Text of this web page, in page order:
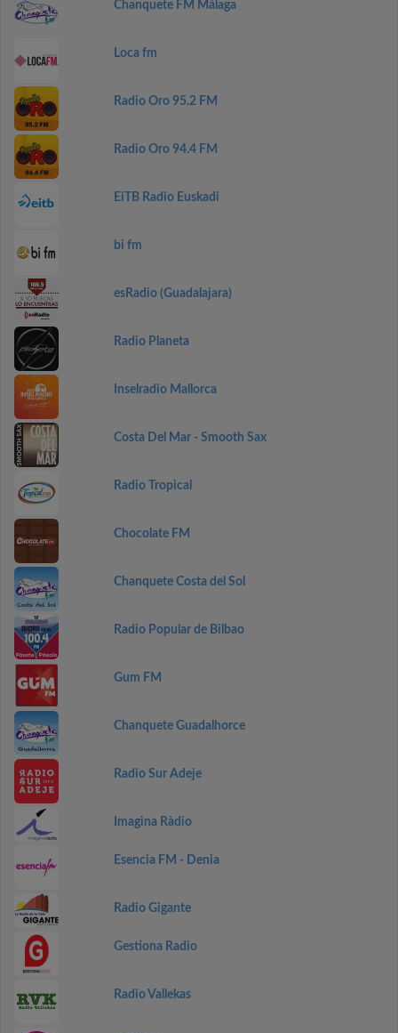
Chanquete FM Málaga
Loca fm
Radio Oro 95.2 FM
Radio Oro 94.4 FM
EiTB Radio Euskadi
bi fm
esRadio (Guadalajara)
Radio Planeta
Inselradio Mallorca
Costa Del Mar - Smooth Sax
Radio Tropical
Chocolate FM
Chanquete Costa del Sol
Radio Popular de Bilbao
Gum FM
Chanquete Guadalhorce
Radio Sur Adeje
Imagina Ràdio
Esencia FM - Denia
Radio Gigante
Gestiona Radio
Radio Vallekas